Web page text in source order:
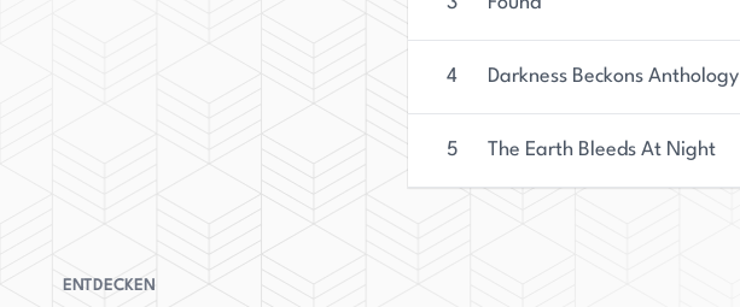
4 Darkness Beckons Anthology
5 The Earth Bleeds At Night
ENTDECKEN